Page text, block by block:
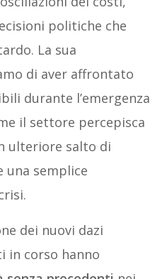
politiche che
La sua
di aver affrontato
durante l’emergenza
il settore percepisca
ulteriore salto di
una semplice
dei nuovi dazi
in corso hanno